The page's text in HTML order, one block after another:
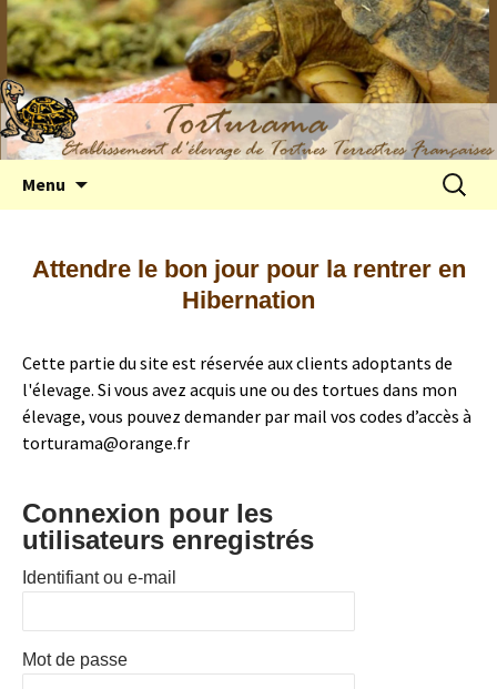
Elevage de tortues terrestres françaises
Hermann
Menu
Attendre le bon jour pour la rentrer en
Hibernation
Cette partie du site est réservée aux clients adoptants de
l'élevage. Si vous avez acquis une ou des tortues dans mon
élevage, vous pouvez demander par mail vos codes d’accès à
torturama@orange.fr
Connexion pour les
utilisateurs enregistrés
Identifiant ou e-mail
Mot de passe